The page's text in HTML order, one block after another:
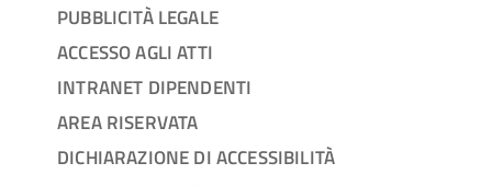
PUBBLICITÀ LEGALE
ACCESSO AGLI ATTI
INTRANET DIPENDENTI
AREA RISERVATA
DICHIARAZIONE DI ACCESSIBILITÀ